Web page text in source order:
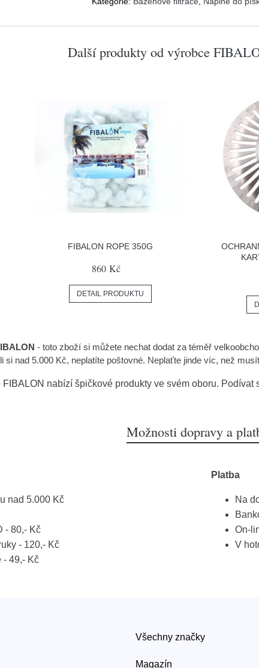
Další produkty od výrobce
FIBALON ROPE 350G
860 Kč
DETAIL PRODUKTU
- toto zboží si můžete nechat dodat za téměř
si nad 5.000 Kč, neplatíte poštovné. Neplaťte jinde víc, než
FIBALON nabízí špičkové produkty ve svém oboru. Podívat
Možnosti dopravy a
nad 5.000 Kč
- 80,- Kč
- 120,- Kč
- 49,- Kč
Platba
Na
On-
V
Všechny značky
Magazín